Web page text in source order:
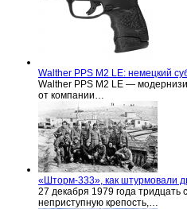
Walther PPS M2 LE: немецкий
Walther PPS M2 LE —
от компании…
«Шторм-333», как штурмовали
27 декабря 1979 года
неприступную крепость,…